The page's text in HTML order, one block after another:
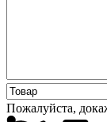
Пожалуйста,